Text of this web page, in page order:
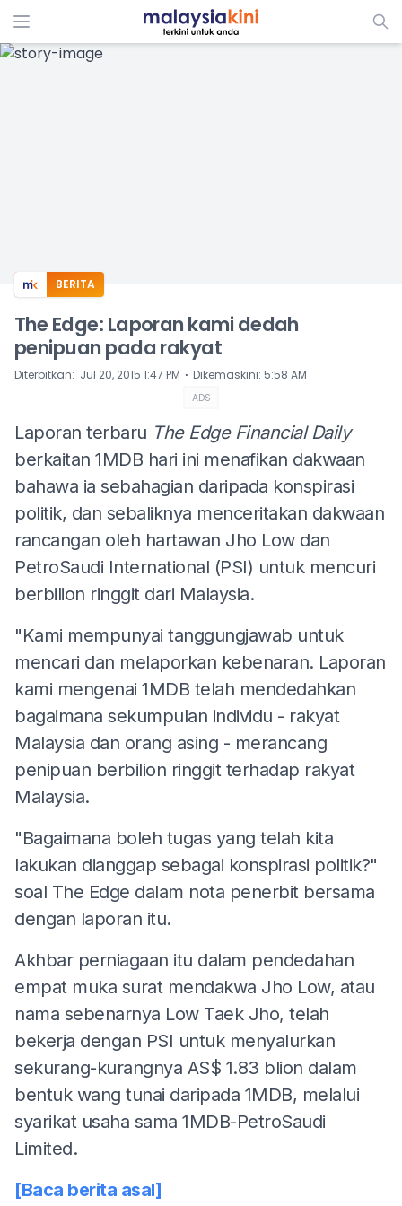
ADS
BERITA
The Edge: Laporan kami dedah
penipuan pada rakyat
Diterbitkan: Jul 20, 2015 1:47 PM ⋅ Dikemaskini: 5:58 AM
ADS
Laporan terbaru The Edge Financial Daily
berkaitan 1MDB hari ini menafikan dakwaan
bahawa ia sebahagian daripada konspirasi
politik, dan sebaliknya menceritakan dakwaan
rancangan oleh hartawan Jho Low dan
PetroSaudi International (PSI) untuk mencuri
berbilion ringgit dari Malaysia.
"Kami mempunyai tanggungjawab untuk
mencari dan melaporkan kebenaran. Laporan
kami mengenai 1MDB telah mendedahkan
bagaimana sekumpulan individu - rakyat
Malaysia dan orang asing - merancang
penipuan berbilion ringgit terhadap rakyat
Malaysia.
"Bagaimana boleh tugas yang telah kita
lakukan dianggap sebagai konspirasi politik?"
soal The Edge dalam nota penerbit bersama
dengan laporan itu.
Akhbar perniagaan itu dalam pendedahan
empat muka surat mendakwa Jho Low, atau
nama sebenarnya Low Taek Jho, telah
bekerja dengan PSI untuk menyalurkan
sekurang-kurangnya AS$ 1.83 blion dalam
bentuk wang tunai daripada 1MDB, melalui
syarikat usaha sama 1MDB-PetroSaudi
Limited.
[Baca berita asal]